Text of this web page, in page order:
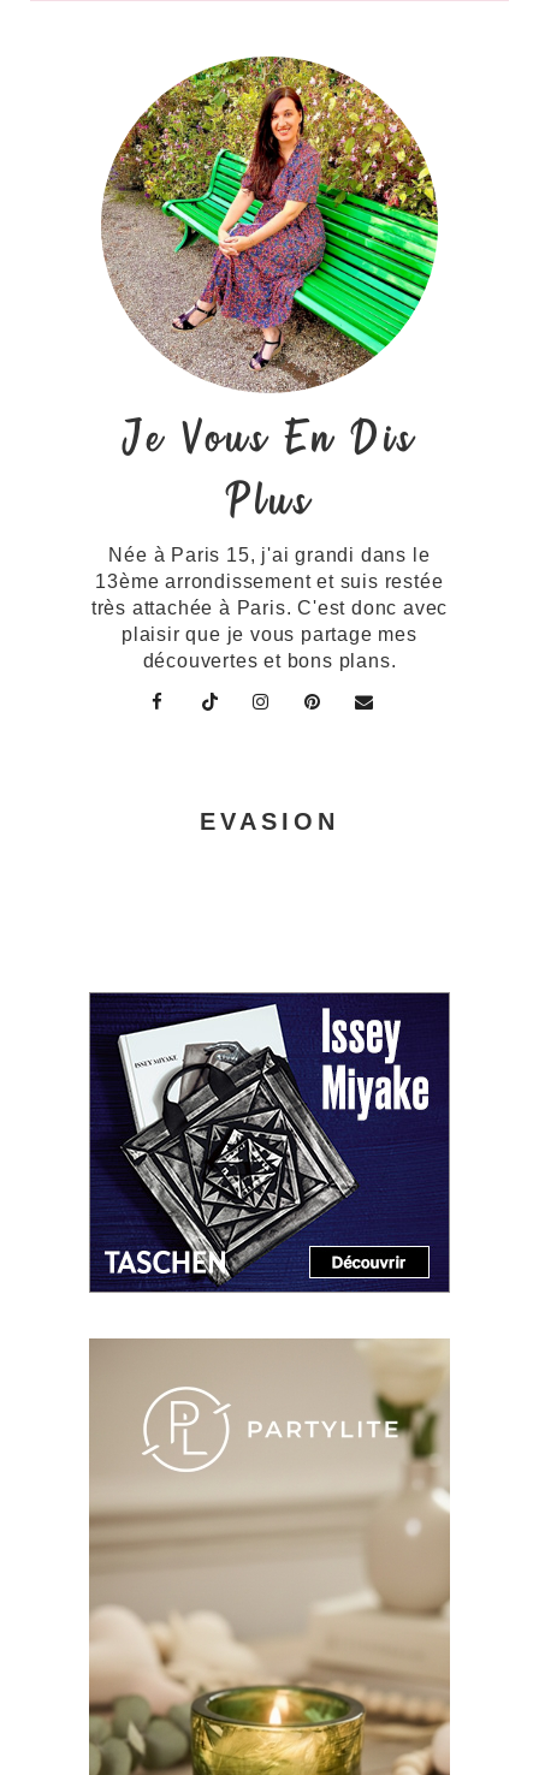
Je Vous En Dis
Plus
Née à Paris 15, j'ai grandi dans le
13ème arrondissement et suis restée
très attachée à Paris. C'est donc avec
plaisir que je vous partage mes
découvertes et bons plans.
EVASION